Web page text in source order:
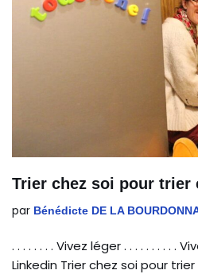
Trier chez soi pour trier
par Bénédicte DE LA
. . . . . . . . Vivez léger . . . . . . . . . .
Linkedin Trier chez soi pour